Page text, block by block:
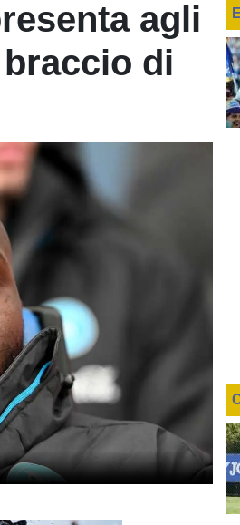
agli
di